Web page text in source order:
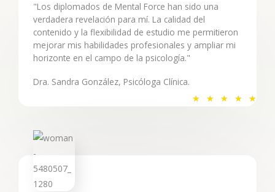
"Los diplomados de Mental Force han sido una
verdadera revelación para mí. La calidad del
contenido y la flexibilidad de estudio me permitieron
mejorar mis habilidades profesionales y ampliar mi
horizonte en el campo de la psicología."
★ ★ ★ ★ ★
Dra. Sandra González, Psicóloga Clínica.